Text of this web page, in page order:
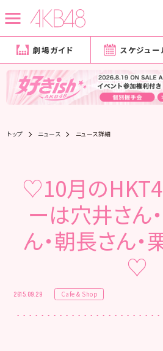
劇場ガイド スケジュー
トップ ニュース ニュース詳細
♡10月の
ーは穴井さん
ん・朝長さん・
♡
2015.09.29 Cafe & Shop